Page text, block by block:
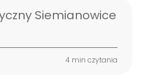
Siemianowice
4 min czytania